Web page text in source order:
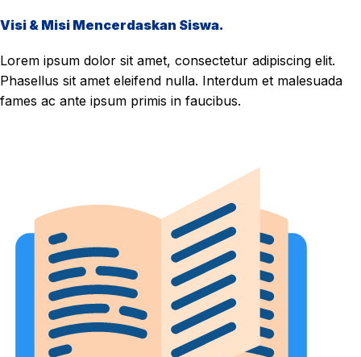
Visi & Misi Mencerdaskan Siswa.
Lorem ipsum dolor sit amet, consectetur adipiscing elit.
Phasellus sit amet eleifend nulla. Interdum et malesuada
fames ac ante ipsum primis in faucibus.